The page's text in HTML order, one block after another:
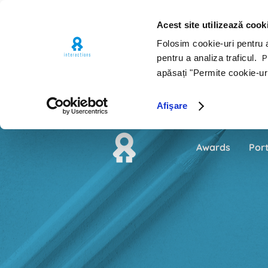
Acest site utilizează
Folosim cookie-uri pentru
pentru a analiza traficul.
apăsați "Permite cookie-
Afişare
Awards